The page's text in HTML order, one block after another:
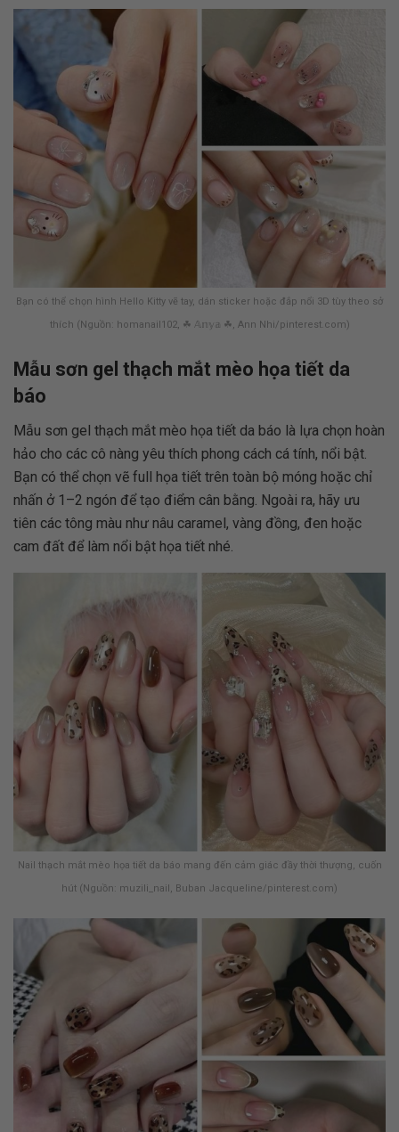
Bạn có thể chọn hình Hello Kitty vẽ tay, dán sticker hoặc đắp nổi 3D tùy theo sở
thích (Nguồn: homanail102, ☘︎ 𝔸𝕟𝕪𝕒 ☘︎, Ann Nhi/pinterest.com)
Mẫu sơn gel thạch mắt mèo họa tiết da
báo
Mẫu sơn gel thạch mắt mèo họa tiết da báo là lựa chọn hoàn
hảo cho các cô nàng yêu thích phong cách cá tính, nổi bật.
Bạn có thể chọn vẽ full họa tiết trên toàn bộ móng hoặc chỉ
nhấn ở 1–2 ngón để tạo điểm cân bằng. Ngoài ra, hãy ưu
tiên các tông màu như nâu caramel, vàng đồng, đen hoặc
cam đất để làm nổi bật họa tiết nhé.
Nail thạch mắt mèo họa tiết da báo mang đến cảm giác đầy thời thượng, cuốn
hút (Nguồn: muzili_nail, Buban Jacqueline/pinterest.com)